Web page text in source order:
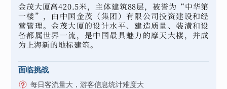
金茂大厦高420.5米，主体建筑88层，被誉为“中华第
一楼”，由中国金茂（集团）有限公司投资建设和经
营管理。金茂大厦的设计水平、建造质量、装潢和设
备都属世界一流，是中国最具魅力的摩天大楼，并成
为上海新的地标建筑。
面临挑战
每日客流量大，游客信息统计难度大